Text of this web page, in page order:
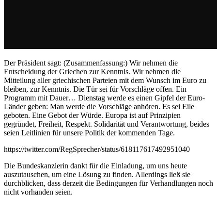
Der Präsident sagt: (Zusammenfassung:) Wir nehmen die
Entscheidung der Griechen zur Kenntnis. Wir nehmen die
Mitteilung aller griechischen Parteien mit dem Wunsch im Euro zu
bleiben, zur Kenntnis. Die Tür sei für Vorschläge offen. Ein
Programm mit Dauer… Dienstag werde es einen Gipfel der Euro-
Länder geben: Man werde die Vorschläge anhören. Es sei Eile
geboten. Eine Gebot der Würde. Europa ist auf Prinzipien
gegründet, Freiheit, Respekt. Solidarität und Verantwortung, beides
seien Leitlinien für unsere Politik der kommenden Tage.
https://twitter.com/RegSprecher/status/618117617492951040
Die Bundeskanzlerin dankt für die Einladung, um uns heute
auszutauschen, um eine Lösung zu finden. Allerdings ließ sie
durchblicken, dass derzeit die Bedingungen für Verhandlungen noch
nicht vorhanden seien.